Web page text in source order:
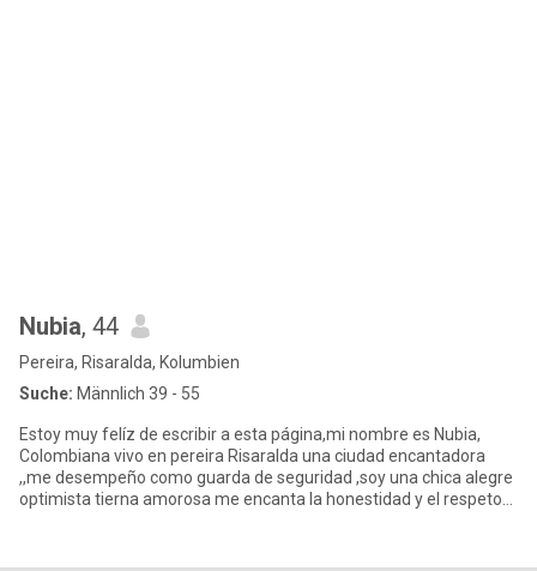
Nubia, 44
Pereira, Risaralda, Kolumbien
Suche: Männlich 39 - 55
Estoy muy felíz de escribir a esta página,mi nombre es Nubia,
Colombiana vivo en pereira Risaralda una ciudad encantadora
,,me desempeño como guarda de seguridad ,soy una chica alegre
optimista tierna amorosa me encanta la honestidad y el respeto